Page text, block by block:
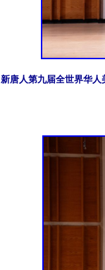
新唐人第九届全世界华